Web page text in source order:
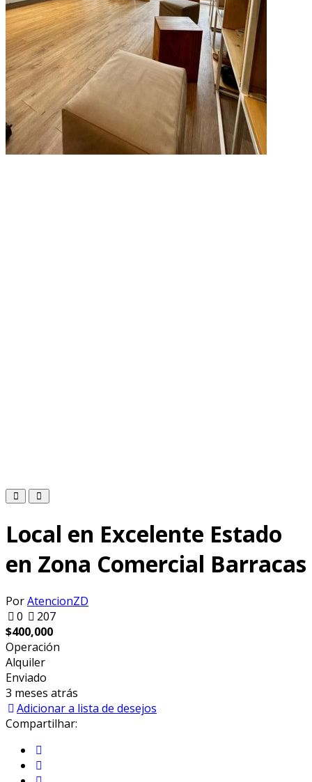
Local en Excelente Estado
en Zona Comercial Barracas
PorAtencionZD
0
207
$400,000
Operación
Alquiler
Enviado
3 meses atrás
Adicionar a lista de desejos
Compartilhar: